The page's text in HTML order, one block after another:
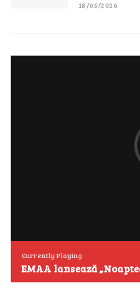
18/05/2026
Currently Playing